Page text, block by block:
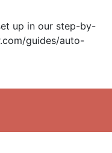
up in our step-by-
guides/auto-